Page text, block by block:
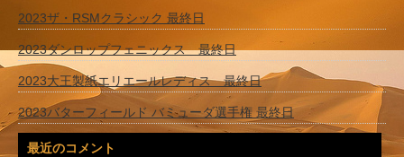
2023ザ・RSMクラシック 最終日
2023ダンロップフェニックス 最終日
2023大王製紙エリエールレディス 最終日
2023バターフィールド バミューダ選手権 最終日
最近のコメント